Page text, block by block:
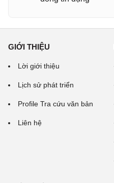
GIỚI THIỆU
Lời giới thiệu
Lịch sử phát triển
Profile Tra cứu văn bản
Liên hệ